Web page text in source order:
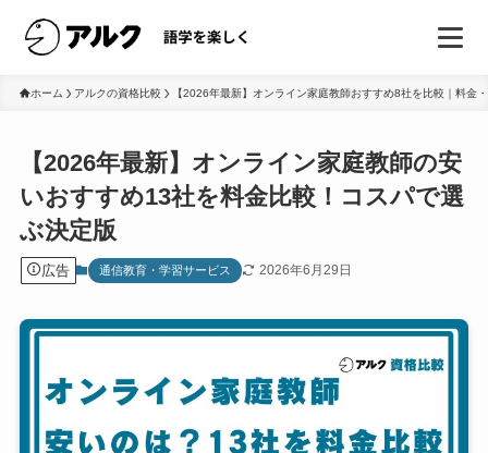
ホーム アルクの資格比較 【2026年最新】オンライン家庭教師おすすめ8社を比較｜料金
【2026年最新】オンライン家庭教師の安
いおすすめ13社を料金比較！コスパで選
ぶ決定版
広告 通信教育・学習サービス 2026年6月29日